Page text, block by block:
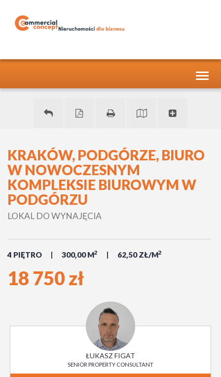
KRAKÓW, PODGÓRZE, BIURO
W NOWOCZESNYM
KOMPLEKSIE BIUROWYM W
PODGÓRZU
LOKAL DO WYNAJĘCIA
4 PIĘTRO 300,00 M2 62,50 ZŁ/M2
18 750 zł
ŁUKASZ FIGAT
SENIOR PROPERTY CONSULTANT